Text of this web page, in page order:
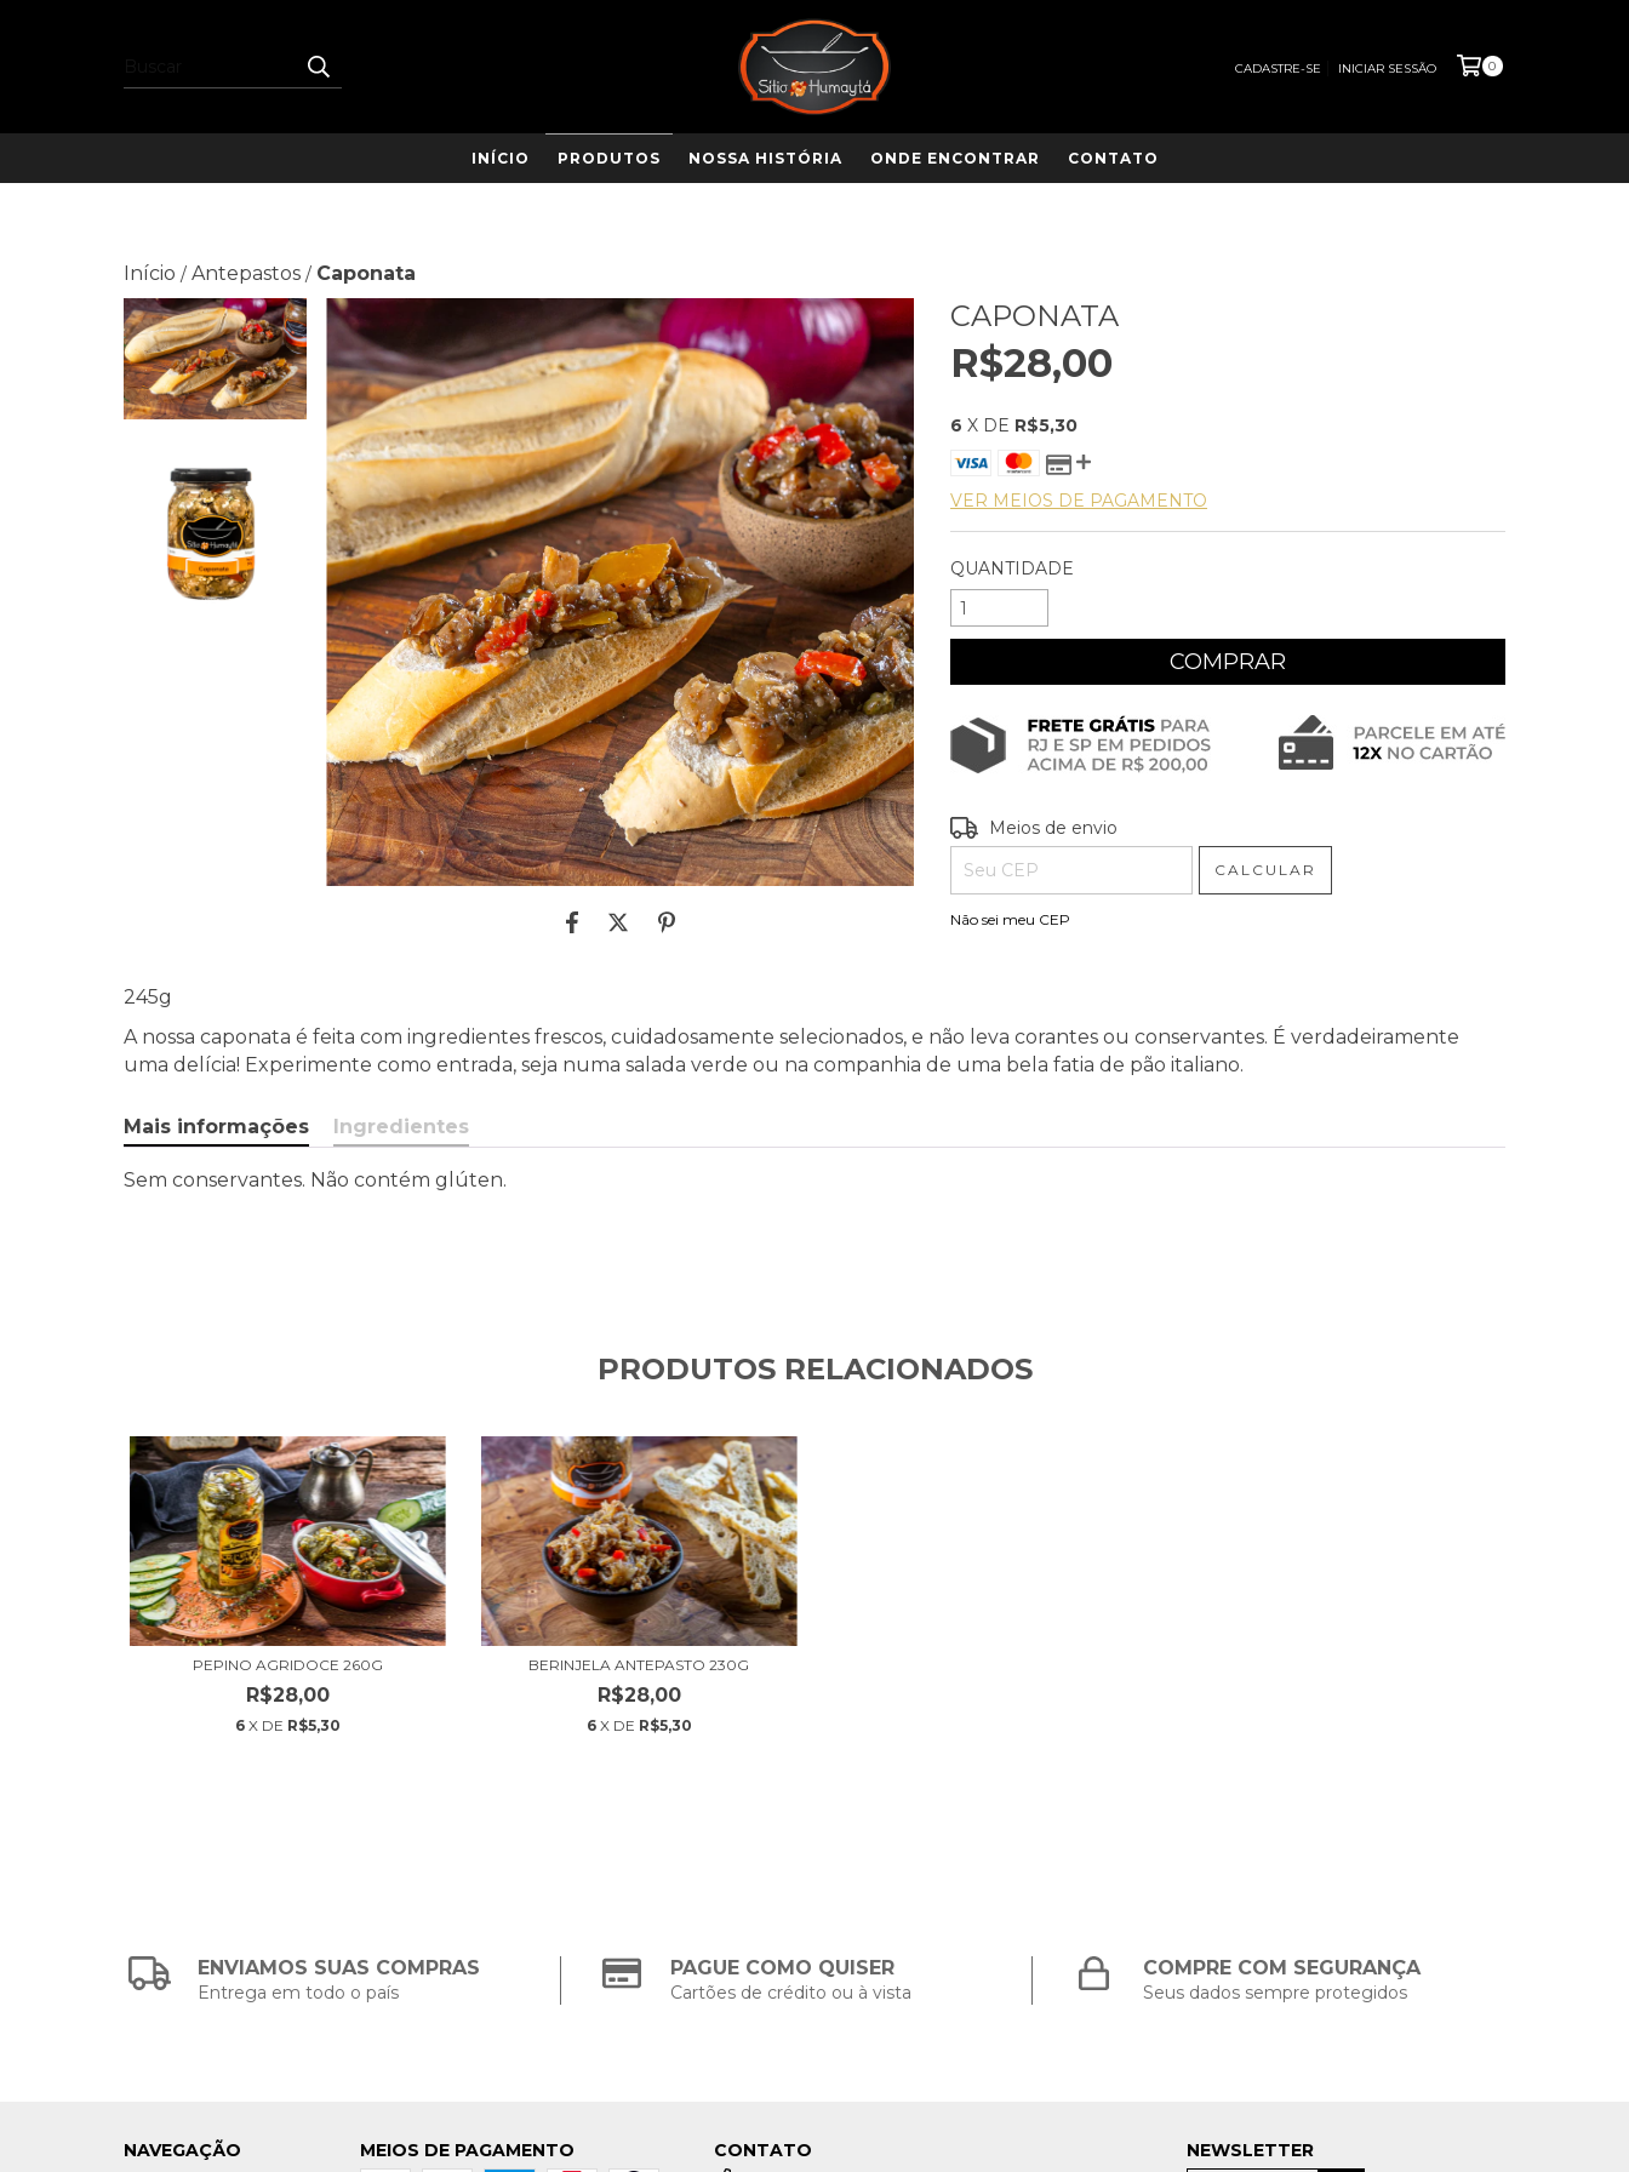
CADASTRE-SE INICIAR SESSÃO 0
INÍCIO PRODUTOS NOSSA HISTÓRIA ONDE ENCONTRAR CONTATO
Início / Antepastos / Caponata
CAPONATA
R$28,00
6 X DE R$5,30
VER MEIOS DE PAGAMENTO
QUANTIDADE
Entregas para o CEP:
Meios de envio
CALCULAR
Não sei meu CEP
245g
A nossa caponata é feita com ingredientes frescos, cuidadosamente selecionados, e não leva corantes ou conservantes. É verdadeiramente
uma delícia! Experimente como entrada, seja numa salada verde ou na companhia de uma bela fatia de pão italiano.
Mais informações
Sem conservantes. Não contém glúten.
Ingredientes
PRODUTOS RELACIONADOS
PEPINO AGRIDOCE 260G
R$28,00
6 X DE R$5,30
BERINJELA ANTEPASTO 230G
R$28,00
6 X DE R$5,30
ENVIAMOS SUAS COMPRAS
Entrega em todo o país
PAGUE COMO QUISER
Cartões de crédito ou à vista
COMPRE COM SEGURANÇA
Seus dados sempre protegidos
NAVEGAÇÃO
MEIOS DE PAGAMENTO
CONTATO
NEWSLETTER